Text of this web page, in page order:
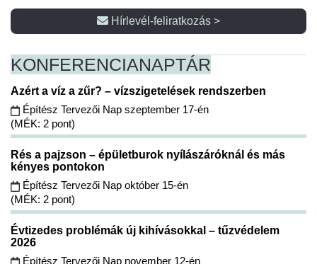
Hírlevél-feliratkozás >
KONFERENCIANAPTÁR
Azért a víz a zűr? – vízszigetelések rendszerben
Építész Tervezői Nap szeptember 17-én
(MÉK: 2 pont)
Rés a pajzson – épületburok nyílászáróknál és más
kényes pontokon
Építész Tervezői Nap október 15-én
(MÉK: 2 pont)
Évtizedes problémák új kihívásokkal – tűzvédelem
2026
Építész Tervezői Nap november 12-én